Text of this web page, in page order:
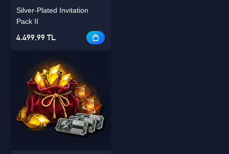
Silver-Plated Invitation
Pack II
4.499,99 TL